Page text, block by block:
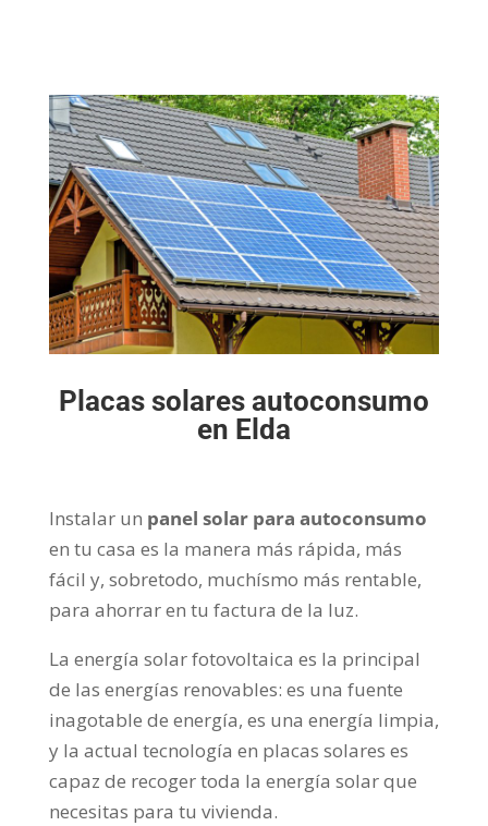
Placas solares autoconsumo
en Elda
Instalar un panel solar para autoconsumo
en tu casa es la manera más rápida, más
fácil y, sobretodo, muchísmo más rentable,
para ahorrar en tu factura de la luz.
La energía solar fotovoltaica es la principal
de las energías renovables: es una fuente
inagotable de energía, es una energía limpia,
y la actual tecnología en placas solares es
capaz de recoger toda la energía solar que
necesitas para tu vivienda.